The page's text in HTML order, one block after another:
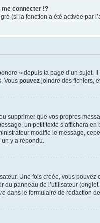
me connecter !?
(si la fonction a été activée par
» depuis la page d’un
Vous pouvez joindre des fichiers,
supprimer que vos propres
un petit texte s’affichera
modifie le message,
y a répondu.
Une fois créée, vous pouvez
du panneau de l’utilisateur (onglet
dans le formulaire de rédaction de